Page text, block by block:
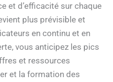
et d’efficacité sur chaque
plus prévisible et
en continu et en
vous anticipez les pics
et ressources
et la formation des